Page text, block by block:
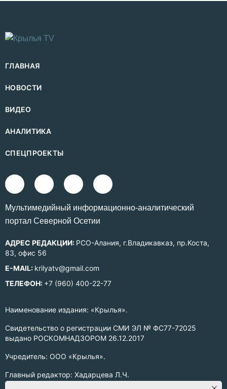
Наименование издания: «Крылья».
Свидетельство о регистрации СМИ ЭЛ № ФС77-72025
выдано РОСКОМНАДЗОРОМ 26.12.2017
Учредитель: ООО «Крылья».
Главный редактор: Хадарцева Л.Ч.
ГЛАВНАЯ
НОВОСТИ
ВИДЕО
АНАЛИТИКА
СПЕЦПРОЕКТЫ
Mультимедийный информационно-аналитический
портал Северной Осетии
АДРЕС РЕДАКЦИИ: РСО-Алания, г.Владикавказ, пр.Коста,
83, офис 56
E-MAIL: krilyatv@gmail.com
ТЕЛЕФОН: +7 (960) 400-22-77